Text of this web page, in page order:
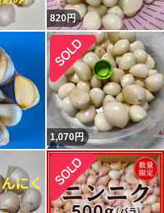
820円
1,070円